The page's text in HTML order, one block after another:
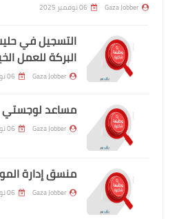
Gaza Jobber 06 نوفمبر 2025
التسجيل في
البركة للعمل
Gaza Jobber 06 نوفمبر 2025
مساعد لوجستي
Gaza Jobber 06 نوفمبر 2025
منسق إدارة
Gaza Jobber 06 نوفمبر 2025